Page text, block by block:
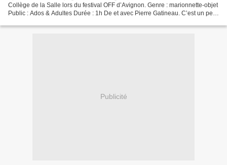
Collège de la Salle lors du festival OFF d’Avignon. Genre : marionnette-objet
Public : Ados & Adultes Durée : 1h De et avec Pierre Gatineau. C’est un peu
Publicité